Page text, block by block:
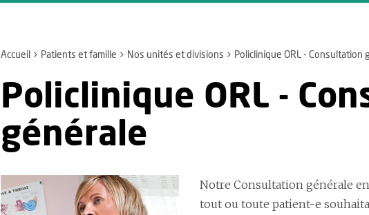
Accueil Patients et famille Nos unités et divisions Policlinique ORL - Consultation
Policlinique ORL -
générale
Notre Consultation générale
tout ou toute patient-e